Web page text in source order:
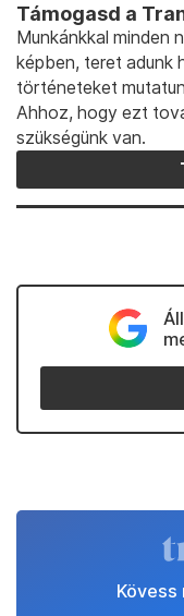
Támogasd a
Munkánkkal minden
képben, teret adunk
történeteket
Ahhoz, hogy ezt
szükségünk van.
Kövess